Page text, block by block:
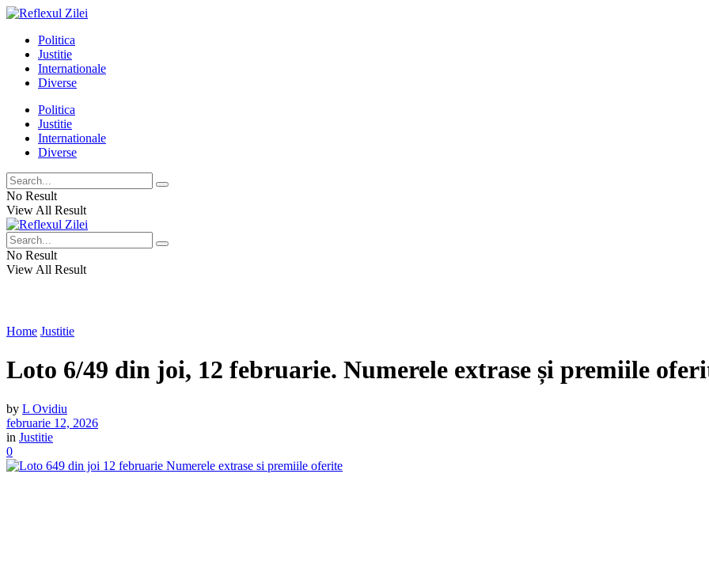
Politica
Justitie
Internationale
Diverse
Politica
Justitie
Internationale
Diverse
No Result
View All Result
No Result
View All Result
Home Justitie
Loto 6/49 din joi, 12 februarie. Numerele extrase și premiile
by L Ovidiu
februarie 12, 2026
in Justitie
0